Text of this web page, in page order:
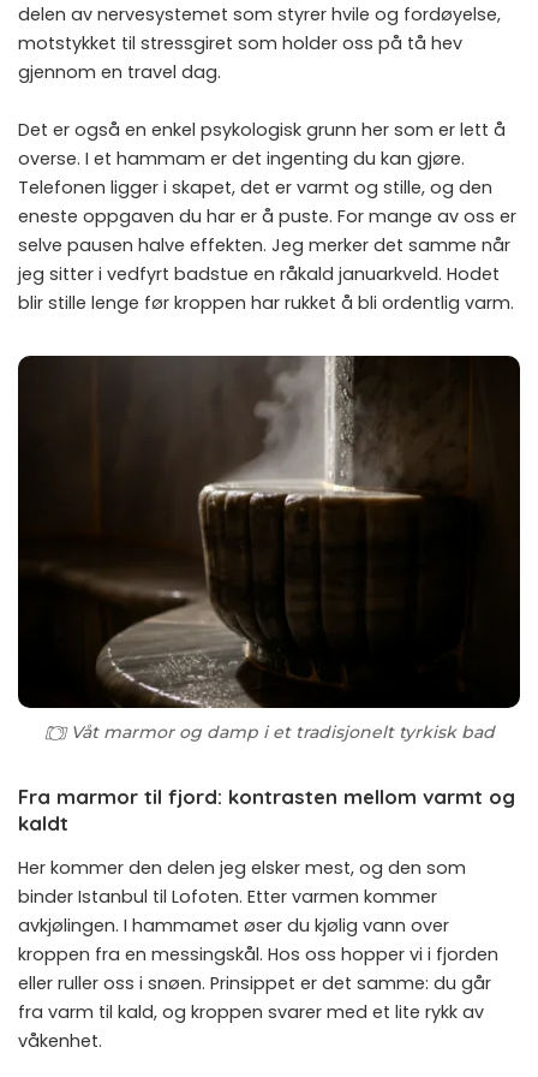
delen av nervesystemet som styrer hvile og fordøyelse,
motstykket til stressgiret som holder oss på tå hev
gjennom en travel dag.
Det er også en enkel psykologisk grunn her som er lett å
overse. I et hammam er det ingenting du kan gjøre.
Telefonen ligger i skapet, det er varmt og stille, og den
eneste oppgaven du har er å puste. For mange av oss er
selve pausen halve effekten. Jeg merker det samme når
jeg sitter i vedfyrt badstue en råkald januarkveld. Hodet
blir stille lenge før kroppen har rukket å bli ordentlig varm.
Våt marmor og damp i et tradisjonelt tyrkisk bad
Fra marmor til fjord: kontrasten mellom varmt og
kaldt
Her kommer den delen jeg elsker mest, og den som
binder Istanbul til Lofoten. Etter varmen kommer
avkjølingen. I hammamet øser du kjølig vann over
kroppen fra en messingskål. Hos oss hopper vi i fjorden
eller ruller oss i snøen. Prinsippet er det samme: du går
fra varm til kald, og kroppen svarer med et lite rykk av
våkenhet.